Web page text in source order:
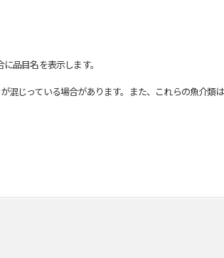
品目名を表示します。
っている場合があります。また、これらの魚介類